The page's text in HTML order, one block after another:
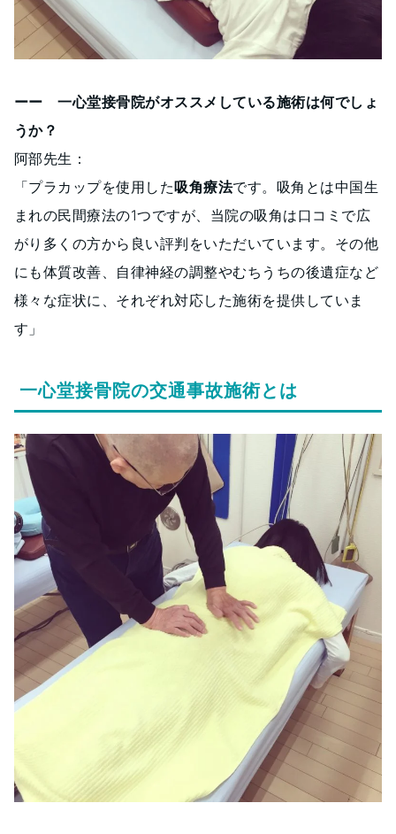
ーー 一心堂接骨院がオススメしている施術は何でしょ
うか？
阿部先生：
「プラカップを使用した吸角療法です。吸角とは中国生
まれの民間療法の1つですが、当院の吸角は口コミで広
がり多くの方から良い評判をいただいています。その他
にも体質改善、自律神経の調整やむちうちの後遺症など
様々な症状に、それぞれ対応した施術を提供していま
す」
一心堂接骨院の交通事故施術とは